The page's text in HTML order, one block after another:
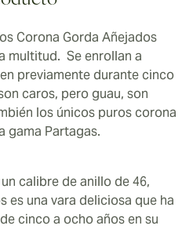
Corona Gorda Añejados
multitud. Se enrollan a
previamente durante cinco
caros, pero guau, son
los únicos puros corona
gama Partagas.
calibre de anillo de 46,
es una vara deliciosa que ha
cinco a ocho años en su